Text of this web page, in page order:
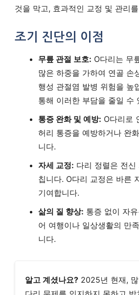
것을 막고, 효과적인 교정 및 관리
조기 진단의 이점
무릎 관절 보호: O다리는 무
많은 하중을 가하여 연골 손
행성 관절염 발병 위험을 높
통해 이러한 부담을 줄일 수
통증 완화 및 예방: O다리로
허리 통증을 예방하거나 완
니다.
자세 교정: 다리 정렬은 전신
칩니다. O다리 교정은 바른
기여합니다.
삶의 질 향상: 통증 없이 자
어 여행이나 일상생활의 만
니다.
알고 계셨나요? 2025년 현재,